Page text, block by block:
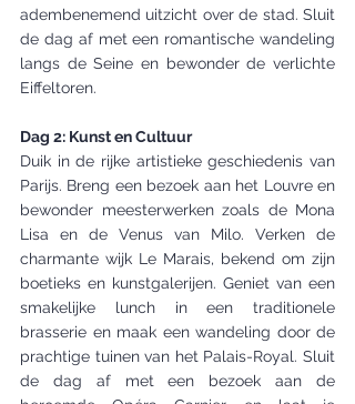
adembenemend uitzicht over de stad. Sluit
de dag af met een romantische wandeling
langs de Seine en bewonder de verlichte
Eiffeltoren.
Dag 2: Kunst en Cultuur
Duik in de rijke artistieke geschiedenis van
Parijs. Breng een bezoek aan het Louvre en
bewonder meesterwerken zoals de Mona
Lisa en de Venus van Milo. Verken de
charmante wijk Le Marais, bekend om zijn
boetieks en kunstgalerijen. Geniet van een
smakelijke lunch in een traditionele
brasserie en maak een wandeling door de
prachtige tuinen van het Palais-Royal. Sluit
de dag af met een bezoek aan de